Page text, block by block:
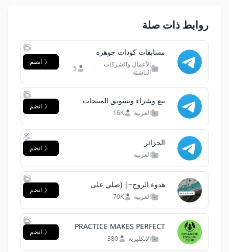
روابط ذات صلة
مسابقات كودات جوهره
الأعمال والشركات
الناشئة
5
انضم
بيع وشراء وتسويق المنتجات
العربية 16K
انضم
الجزائر
العربية
انضم
هدوء الروح~| (صلي على
النبي)♥️العربية 70K
انضم
PRACTICE MAKES PERFECT
الانكليزية 380
انضم